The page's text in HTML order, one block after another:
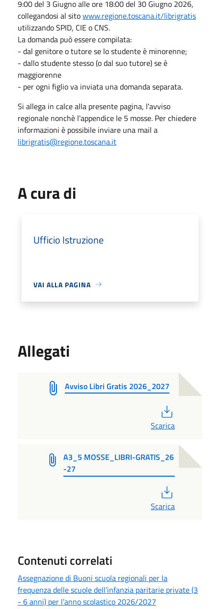
9:00 del 3 Giugno alle ore 18:00 del 30 Giugno 2026,
collegandosi al sitowww.regione.toscana.it/librigratis
utilizzando SPID, CIE o CNS.
La domanda può essere compilata:
- dal genitore o tutore se lo studente è minorenne;
- dallo studente stesso (o dal suo tutore) se è
maggiorenne
- per ogni figlio va inviata una domanda separata.
Si allega in calce alla presente pagina, l'avviso
regionale nonchè l'appendice le 5 mosse. Per chiedere
informazioni è possibile inviare una mail a
librigratis@regione.toscana.it
A cura di
Ufficio Istruzione
VAI ALLA PAGINA
Allegati
Avviso Libri Gratis 2026_2027
Scarica
A3_5 MOSSE_LIBRI-GRATIS_26
-27
Scarica
Contenuti correlati
Assegnazione di Buoni scuola regionali per la
frequenza delle scuole dell’infanzia paritarie private (3
- 6 anni) per l’anno scolastico 2026/2027